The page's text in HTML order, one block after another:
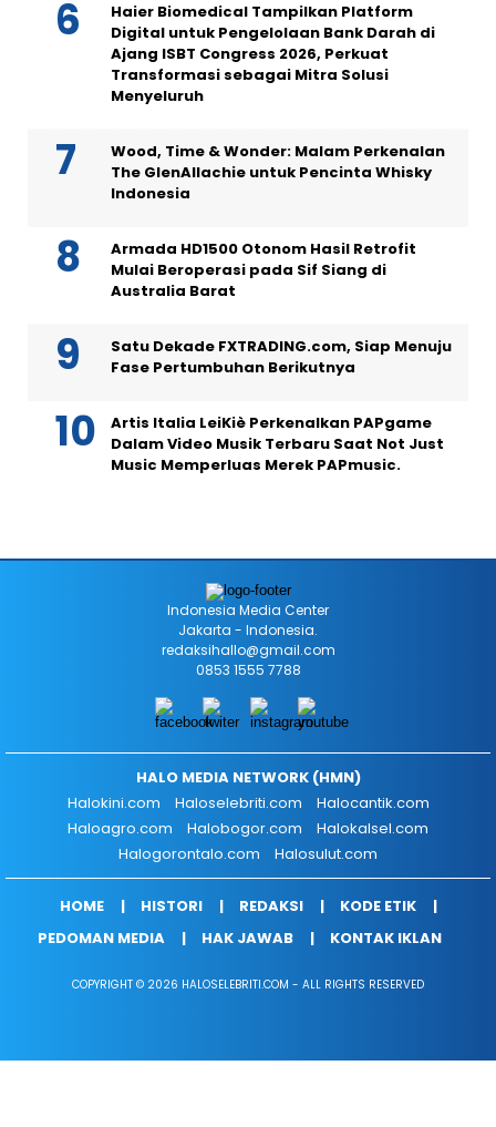
Haier Biomedical Tampilkan Platform
Digital untuk Pengelolaan Bank Darah di
Ajang ISBT Congress 2026, Perkuat
Transformasi sebagai Mitra Solusi
Menyeluruh
Wood, Time & Wonder: Malam Perkenalan
The GlenAllachie untuk Pencinta Whisky
Indonesia
Armada HD1500 Otonom Hasil Retrofit
Mulai Beroperasi pada Sif Siang di
Australia Barat
Satu Dekade FXTRADING.com, Siap Menuju
Fase Pertumbuhan Berikutnya
Artis Italia LeiKiè Perkenalkan PAPgame
Dalam Video Musik Terbaru Saat Not Just
Music Memperluas Merek PAPmusic.
Indonesia Media Center
Jakarta - Indonesia.
redaksihallo@gmail.com
0853 1555 7788
HALO MEDIA NETWORK (HMN)
Halokini.com
Haloselebriti.com
Halocantik.com
Haloagro.com
Halobogor.com
Halokalsel.com
Halogorontalo.com
Halosulut.com
HOME HISTORI REDAKSI
KODE ETIK
PEDOMAN MEDIA
HAK JAWAB KONTAK IKLAN
COPYRIGHT © 2026 HALOSELEBRITI.COM - ALL RIGHTS RESERVED